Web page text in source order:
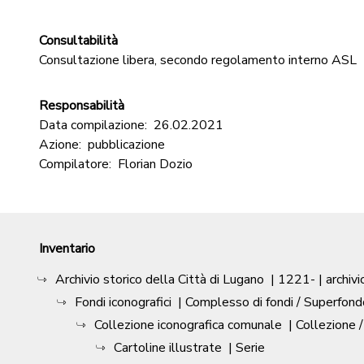
Consultabilità
Consultazione libera, secondo regolamento interno ASL
Responsabilità
Data compilazione: 26.02.2021
Azione: pubblicazione
Compilatore: Florian Dozio
Inventario
Archivio storico della Città di Lugano | 1221- |
Fondi iconografici | Complesso di fondi /
Collezione iconografica comunale | Collezione
Cartoline illustrate | Serie